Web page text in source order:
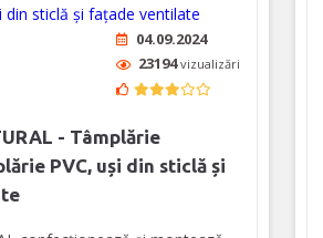
04.09.2024
23194vizualizări
- Tâmplărie
PVC, uși din sticlă și